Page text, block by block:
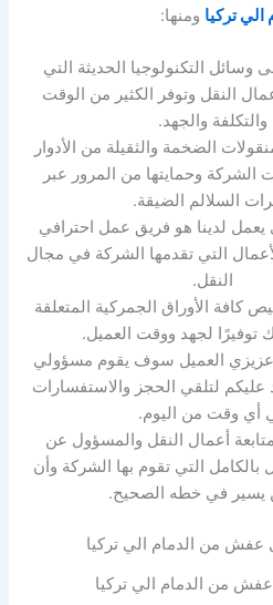
الي تركيا ومنها:
وسائل التكنولوجيا الحديثة التي
النقل وتوفر الكثير من الوقت
والتكلفة والجهد.
الضخمة والثقيلة من الأدوار
الشركة وحمايتها من المرور عبر
السلالم الضيقة.
يعمل لدينا هو فريق عمل احترافي
التي تقدمها الشركة في مجال
النقل.
كافة الأوراق الجمركية المتعلقة
توفيرًا لجهد ووقت العميل.
عزيزي العميل سوف يقوم مسؤولي
عليكم لتلقي الحجز والاستفسارات
أي وقت من اليوم.
أعمال النقل والمسؤول عن
بالكامل التي تقوم بها الشركة وأن
يسير في خطه الصحيح.
من الدمام الي تركيا